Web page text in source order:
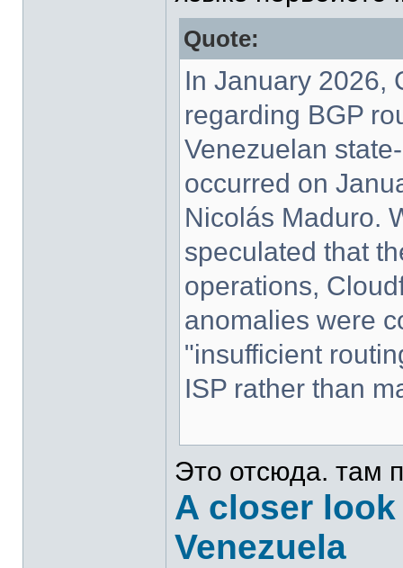
Quote:
In January 2026,
regarding BGP
Venezuelan
occurred on
Nicolás Maduro.
speculated that
operations,
anomalies were
"insufficient
ISP rather than
Это отсюда. там
A closer
Venezuela